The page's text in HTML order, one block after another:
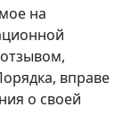
на
вправе
о своей